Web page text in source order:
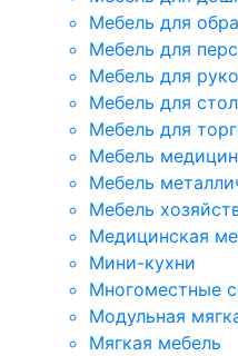
Мебель для
Мебель для
Мебель для
Мебель для
Мебель для
Мебель
Мебель
Мебель
Медицинская
Мини-кухни
Многоместные
Модульная
Мягкая мебель